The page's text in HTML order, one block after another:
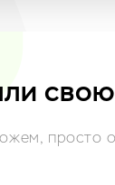
просто